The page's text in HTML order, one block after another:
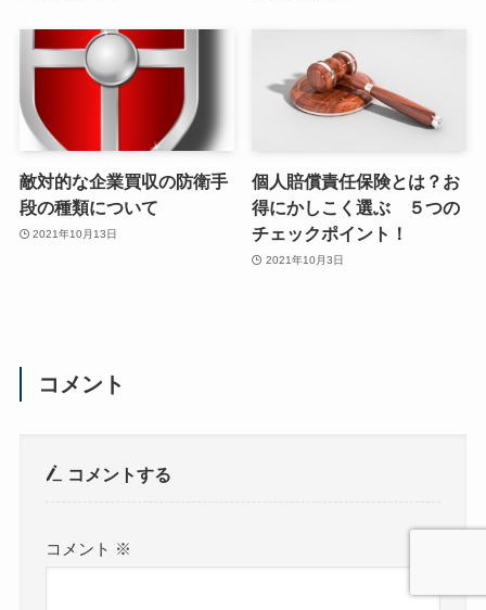
敵対的な企業買収の防衛手
段の種類について
2021年10月13日
個人賠償責任保険とは？お
得にかしこく選ぶ ５つの
チェックポイント！
2021年10月3日
コメント
コメントする
コメント ※